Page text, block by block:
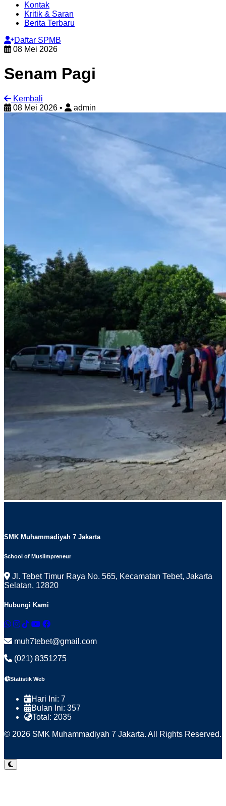
Kontak
Kritik & Saran
Berita Terbaru
Daftar SPMB
08 Mei 2026
Senam Pagi
Kembali
08 Mei 2026 • admin
SMK Muhammadiyah 7 Jakarta
School of Muslimpreneur
Jl. Tebet Timur Raya No. 565, Kecamatan Tebet, Jakarta
Selatan, 12820
Hubungi Kami
muh7tebet@gmail.com
(021) 8351275
Statistik Web
Hari Ini: 7
Bulan Ini: 357
Total: 2035
© 2026 SMK Muhammadiyah 7 Jakarta. All Rights Reserved.